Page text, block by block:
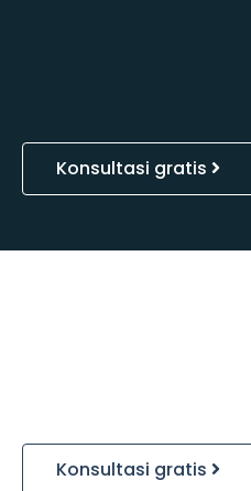
Konsultasi gratis
Konsultasi gratis